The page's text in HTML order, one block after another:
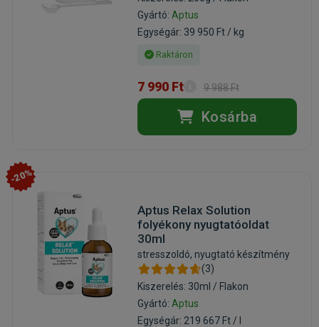
Gyártó: Aptus
Egységár: 39 950 Ft / kg
Raktáron
7 990 Ft 9 988 Ft
Kosárba
-20%
Aptus Relax Solution
folyékony nyugtatóoldat
30ml
stresszoldó, nyugtató készítmény
(3)
Kiszerelés: 30ml / Flakon
Gyártó: Aptus
Egységár: 219 667 Ft / l